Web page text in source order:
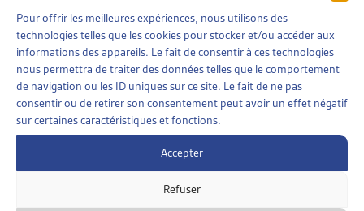
Pour offrir les meilleures expériences, nous utilisons des
technologies telles que les cookies pour stocker et/ou accéder aux
informations des appareils. Le fait de consentir à ces technologies
nous permettra de traiter des données telles que le comportement
de navigation ou les ID uniques sur ce site. Le fait de ne pas
consentir ou de retirer son consentement peut avoir un effet négatif
sur certaines caractéristiques et fonctions.
Accepter
Refuser
Téléchargement :Dossier du mois complet
DOSSIER DU MOIS• DÉCEMBRE 2025
LE LOGEMENT DE TRANSITION : UNE « CHAMBRE
À SOI » DANS LES INTERSTICES
résidentielle un refuge et une opportunité de
différents logements de [...]